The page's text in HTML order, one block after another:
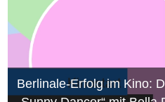
Berlinale-Erfolg im Kino: